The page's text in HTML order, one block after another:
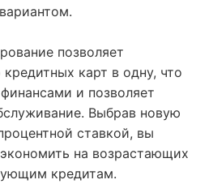
позволяет
карт в одну, что
и позволяет
Выбрав новую
ставкой, вы
на возрастающих
кредитам.